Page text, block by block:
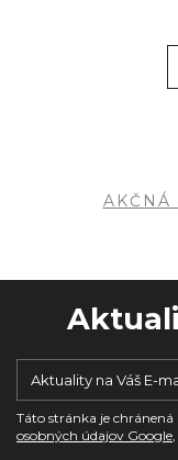
AKČNÁ
Táto stránka je chránená
osobných údajov Google